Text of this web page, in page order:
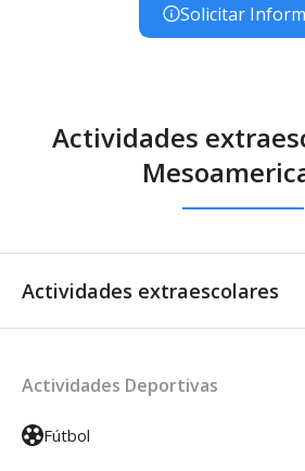
Solicitar
Actividades
Actividades extraescolares
Actividades Deportivas
Fútbol